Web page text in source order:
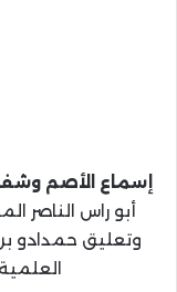
إسماع الأصم
وتعليق حمدادو بن
العلمية، 1440 هـ، 2018 م،